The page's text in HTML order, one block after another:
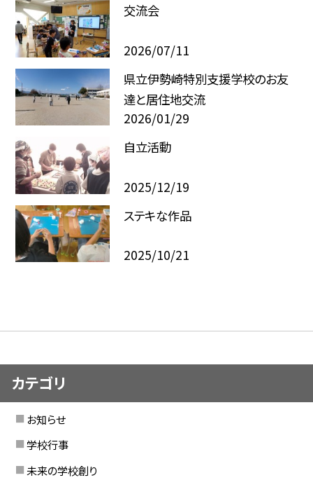
交流会
2026/07/11
県立伊勢崎特別支援学校のお友
達と居住地交流
2026/01/29
自立活動
2025/12/19
ステキな作品
2025/10/21
カテゴリ
お知らせ
学校行事
未来の学校創り